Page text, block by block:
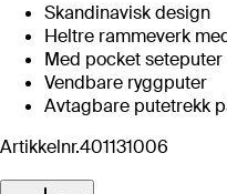
Skandinavisk design
Heltre rammeverk
Med pocket seteputer
Vendbare ryggputer
Avtagbare putetrekk
Artikkelnr.401131006